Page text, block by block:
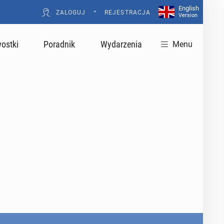
ZALOGUJ • REJESTRACJA
English
Version
Poradnik Wydarzenia Menu